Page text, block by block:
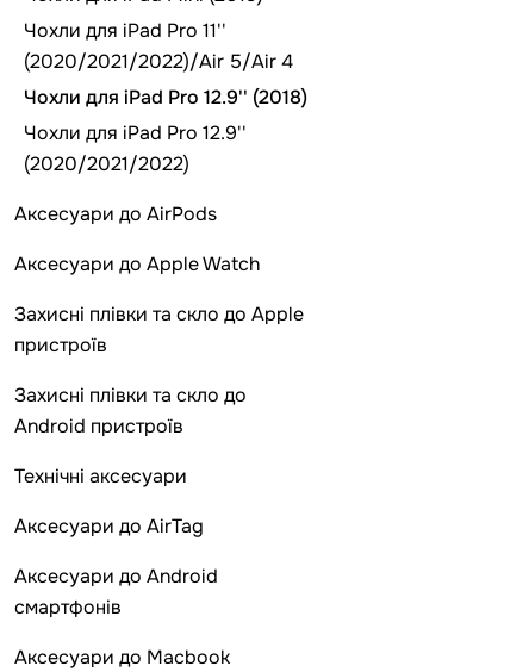
Чохли для iPad Pro 11''
(2020/2021/2022)/Air 5/Air 4
Чохли для iPad Pro 12.9'' (2018)
Чохли для iPad Pro 12.9''
(2020/2021/2022)
Аксесуари до AirPods
Аксесуари до Apple Watch
Захисні плівки та скло до Apple
пристроїв
Захисні плівки та скло до
Android пристроїв
Технічні аксесуари
Аксесуари до AirTag
Аксесуари до Android
смартфонів
Аксесуари до Macbook